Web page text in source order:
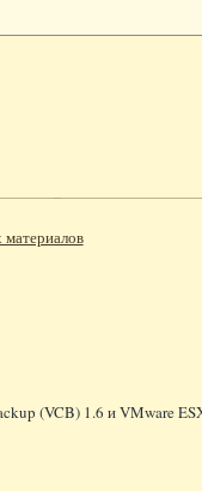
(VCB) 1.6 и VMware